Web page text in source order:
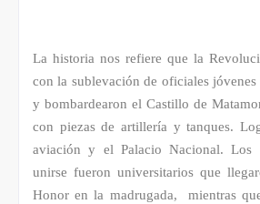
La historia nos refiere que la
con la sublevación de oficiales
y bombardearon el Castillo de
con piezas de artillería y tanques.
aviación y el Palacio Nacional. Los
unirse fueron universitarios que
Honor en la madrugada, mientras